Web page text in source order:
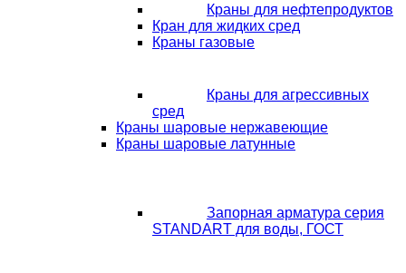
Краны для нефтепродуктов
Кран для жидких сред
Краны газовые
Краны для агрессивных
сред
Краны шаровые нержавеющие
Краны шаровые латунные
Запорная арматура серия
STANDART для воды, ГОСТ